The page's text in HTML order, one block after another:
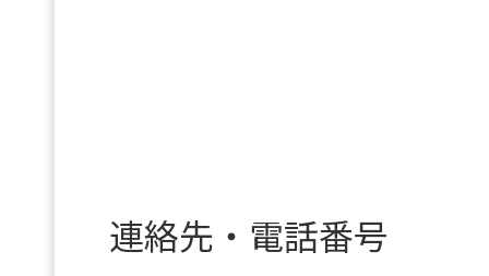
連絡先・電話番号